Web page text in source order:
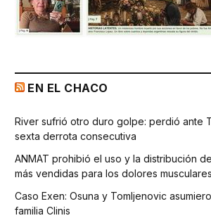
EN EL CHACO
River sufrió otro duro golpe: perdió ante
sexta derrota consecutiva
ANMAT prohibió el uso y la distribución
más vendidas para los dolores musculares
Caso Exen: Osuna y Tomljenovic
familia Clinis